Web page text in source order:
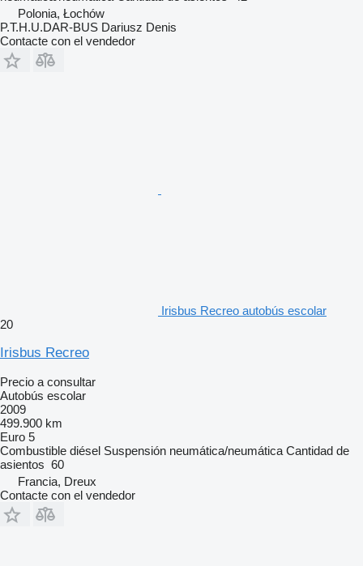
Polonia, Łochów
P.T.H.U.DAR-BUS Dariusz Denis
Contacte con el vendedor
Irisbus Recreo autobús escolar
20
Irisbus Recreo
Precio a consultar
Autobús escolar
2009
499.900 km
Euro 5
Combustible diésel Suspensión neumática/neumática Cantidad de
asientos 60
Francia, Dreux
Contacte con el vendedor